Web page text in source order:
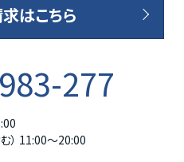
はこちら
277
） 11:00～20:00